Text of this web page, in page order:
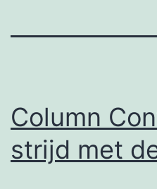
Column
strijd met